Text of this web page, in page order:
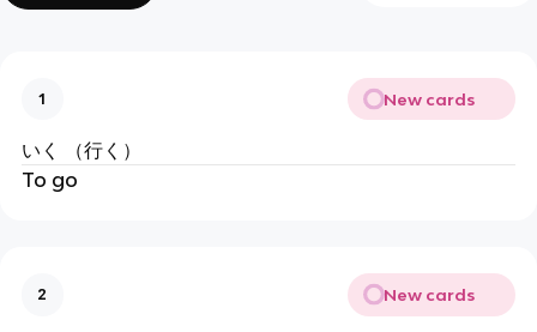
1 New cards
いく （行く）
To go
2 New cards